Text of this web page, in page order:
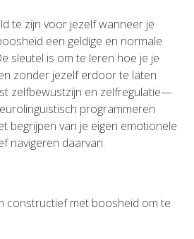
te zijn voor jezelf wanneer je
een geldige en normale
sleutel is om te leren hoe je je
zonder jezelf erdoor te laten
zelfbewustzijn en zelfregulatie—
programmeren
begrijpen van je eigen emotionele
navigeren daarvan.
constructief met boosheid om te